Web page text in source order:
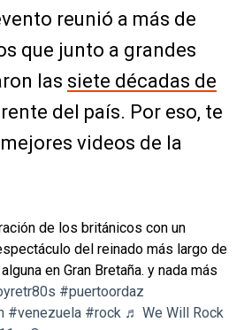
reunió a más de
que junto a grandes
las siete décadas de
del país. Por eso, te
videos de la
de los británicos con un
del reinado más largo de
en Gran Bretaña. y nada más
#puertoordaz
#venezuela #rock ♬ We Will Rock